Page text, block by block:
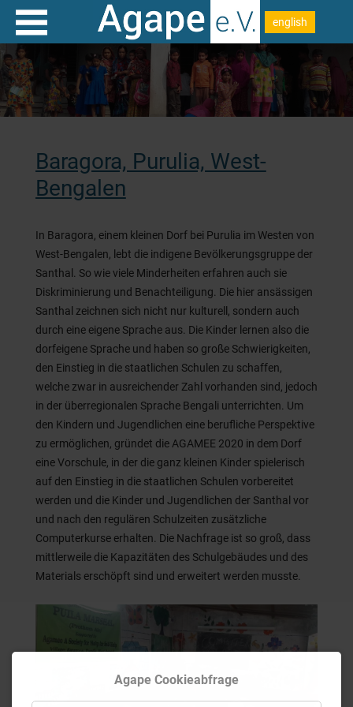
english
Baragora, Purulia, West-
Bengalen
In Baragora, einem kleinen Dorf bei Purulia im Westen von
West-Bengalen, lebt die indigene Bevölkerungsgruppe der
Santhal. So wie viele Minderheiten erfahren auch sie
Diskriminierung und Benachteiligung. Die hier ansässigen
Santhal zeichnen sich nicht nur kulturell, sondern auch
durch eine eigene Sprache aus. Die Kinder lernen also die
dorfeigene Sprache und haben so große Schwierigkeiten,
den Einstieg in die staatlichen Schulen zu schaffen,
welche zwar in ausreichender Zahl vorhanden sind, jedoch
in der überregionalen Sprache Bengali unterrichten. Um
den Kindern und Jugendlichen eine berufliche Perspektive
zu ermöglichen, gründet die AGAMEE 2020 in dem Dorf
eine Vorschule, in der die ganz kleinen Kinder spielerisch
auf den Einstieg in die staatlichen Schulen vorbereitet
werden und die Kinder und Jugendlichen der Santhal vor
und nach den regulären Schulzeiten zusätzliche
Computerkurse erhalten. Die Nachfrage ist so groß, dass
mittlerweile die Kapazitäten des Schulgebäudes und des
Materials erschöpft sind und erweitert werden musste.
Agape Cookieabfrage